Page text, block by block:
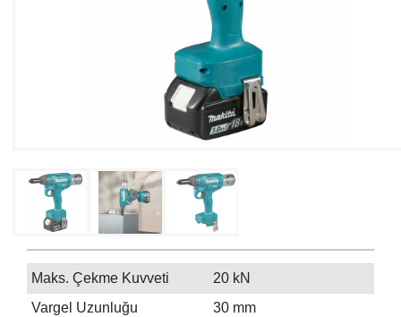
Maks. Çekme Kuvveti
20 kN
Vargel Uzunluğu
30 mm